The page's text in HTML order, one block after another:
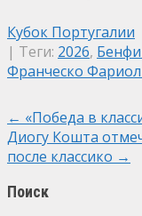
Кубок Португалии
| Теги: 2026,
Франческо
Post
navigation
← «Победа в
Диогу Кошта
после классико →
Поиск